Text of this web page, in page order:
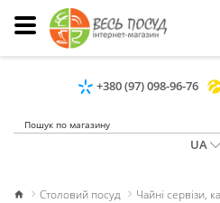
+380 (97) 098-96-76
UA
Столовий посуд
Чайні сервізи,